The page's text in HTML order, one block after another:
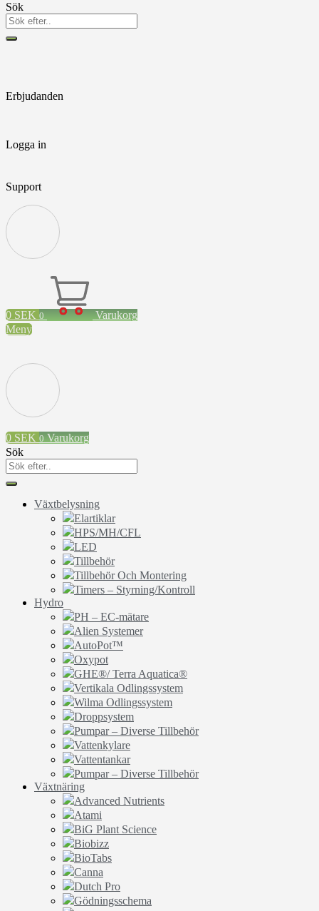
Sök
Erbjudanden
Logga in
Support
0 SEK 0
Varukorg
Meny
0 SEK 0 Varukorg
Sök
Växtbelysning
Elartiklar
HPS/MH/CFL
LED
Tillbehör
Tillbehör Och Montering
Timers – Styrning/Kontroll
Hydro
PH – EC-mätare
Alien Systemer
AutoPot™
Oxypot
GHE®/ Terra Aquatica®
Vertikala Odlingssystem
Wilma Odlingssystem
Droppsystem
Pumpar – Diverse Tillbehör
Vattenkylare
Vattentankar
Pumpar – Diverse Tillbehör
Växtnäring
Advanced Nutrients
Atami
BiG Plant Science
Biobizz
BioTabs
Canna
Dutch Pro
Gödningsschema